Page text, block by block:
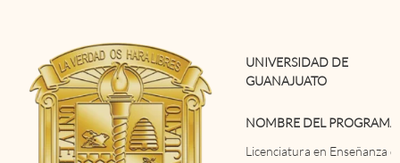
UNIVERSIDAD DE
GUANAJUATO
NOMBRE DEL PROGRAMA
Licenciatura en Enseñanza